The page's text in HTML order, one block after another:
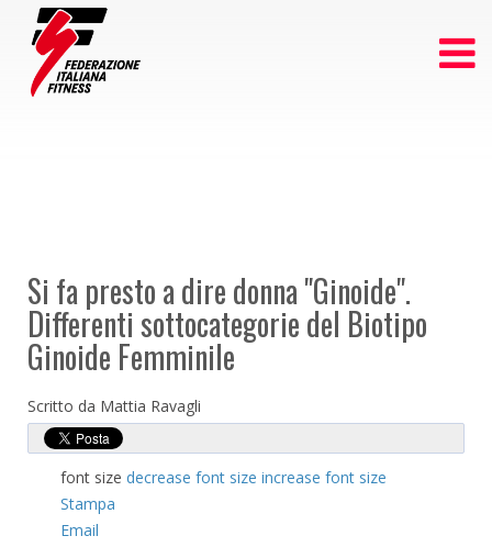
Si fa presto a dire donna "Ginoide".
Differenti sottocategorie del Biotipo
Ginoide Femminile
Scritto da Mattia Ravagli
font size decrease font size increase font size
Stampa
Email